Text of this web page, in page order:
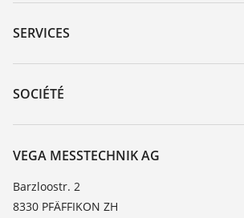
Recherche par numéro de série
DTM Collection/PACTware
SERVICES
Retour d'appareil
Formations
Liste de compatibilité chimique
TeamViewer
SOCIÉTÉ
À propos de VEGA
Contact
News
Presse
VEGA MESSTECHNIK AG
Barzloostr. 2
8330 PFÄFFIKON ZH